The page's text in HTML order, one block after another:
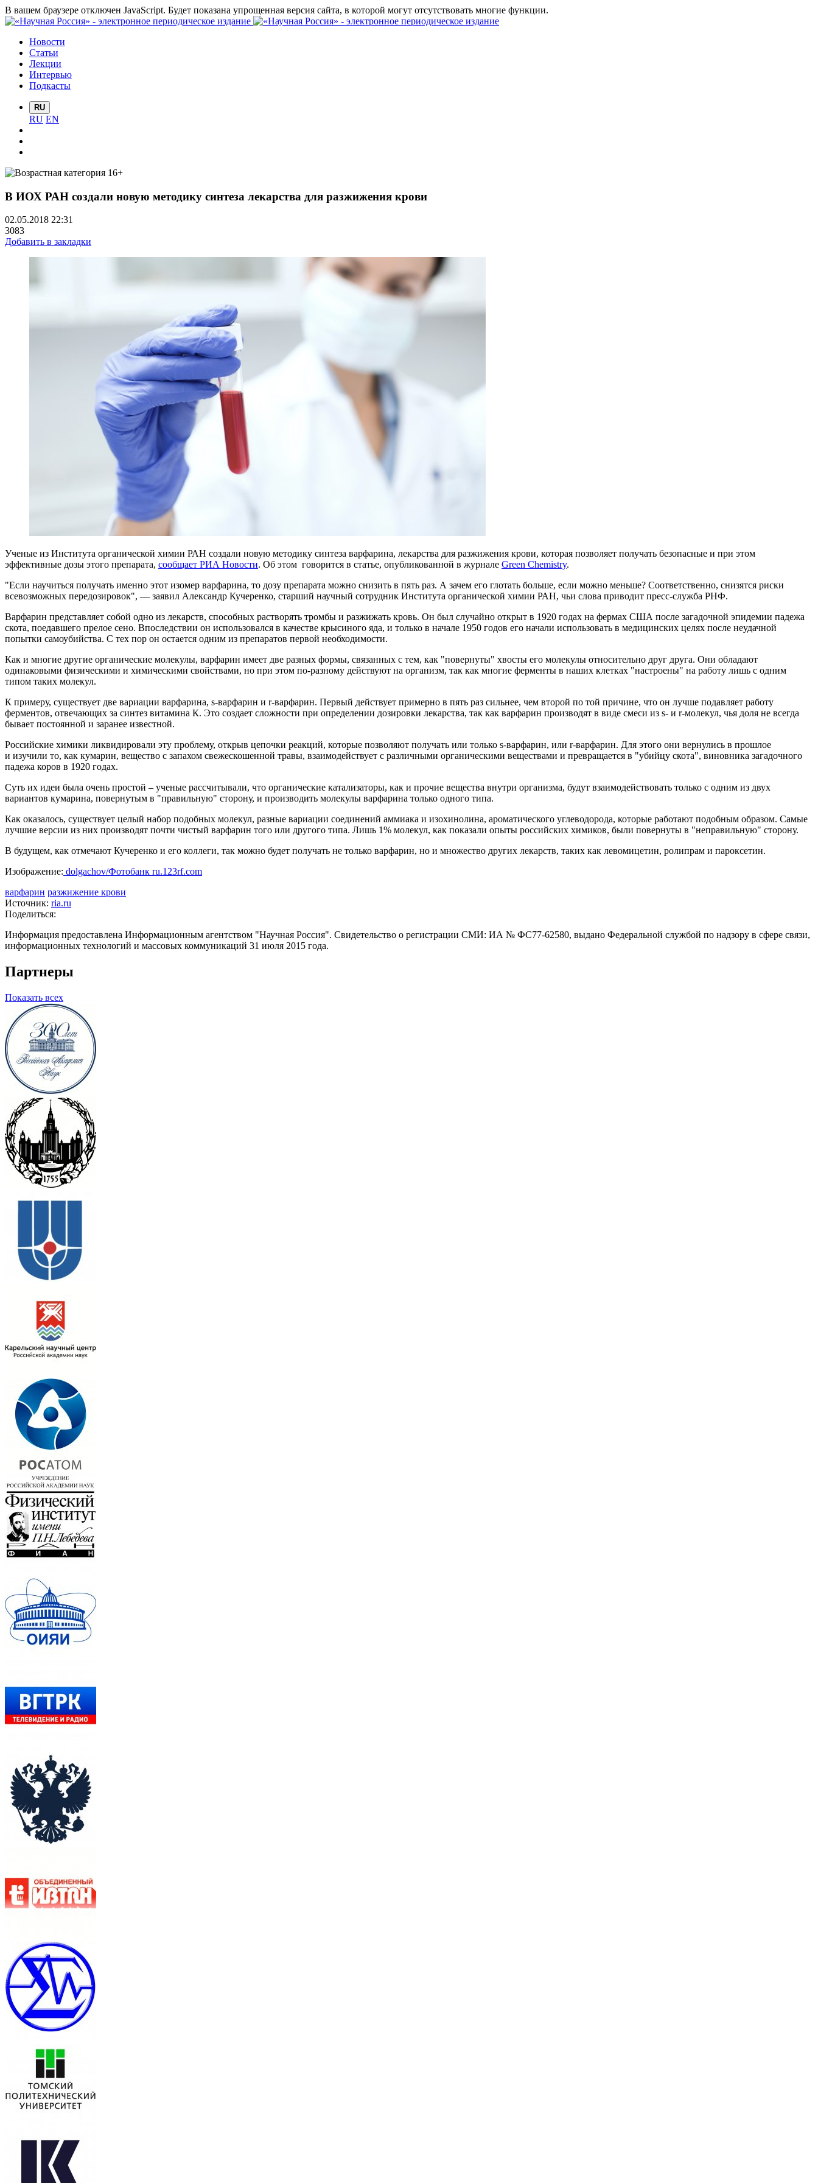
В вашем браузере отключен JavaScript. Будет показана упрощенная версия сайта, в которой могут отсутствовать многие функции.
Новости
Статьи
Лекции
Интервью
Подкасты
RU
RU EN
В ИОХ РАН создали новую методику синтеза лекарства для разжижения крови
02.05.2018 22:31
3083
Добавить в закладки
Ученые из Института органической химии РАН создали новую методику синтеза варфарина, лекарства для разжижения крови, которая позволяет получать безопасные и при этом
эффективные дозы этого препарата, сообщает РИА Новости. Об этом говорится в статье, опубликованной в журнале Green Chemistry.
"Если научиться получать именно этот изомер варфарина, то дозу препарата можно снизить в пять раз. А зачем его глотать больше, если можно меньше? Соответственно, снизятся риски
всевозможных передозировок", — заявил Александр Кучеренко, старший научный сотрудник Института органической химии РАН, чьи слова приводит пресс-служба РНФ.
Варфарин представляет собой одно из лекарств, способных растворять тромбы и разжижать кровь. Он был случайно открыт в 1920 годах на фермах США после загадочной эпидемии падежа
скота, поедавшего прелое сено. Впоследствии он использовался в качестве крысиного яда, и только в начале 1950 годов его начали использовать в медицинских целях после неудачной
попытки самоубийства. С тех пор он остается одним из препаратов первой необходимости.
Как и многие другие органические молекулы, варфарин имеет две разных формы, связанных с тем, как "повернуты" хвосты его молекулы относительно друг друга. Они обладают
одинаковыми физическими и химическими свойствами, но при этом по-разному действуют на организм, так как многие ферменты в наших клетках "настроены" на работу лишь с одним
типом таких молекул.
К примеру, существует две вариации варфарина, s-варфарин и r-варфарин. Первый действует примерно в пять раз сильнее, чем второй по той причине, что он лучше подавляет работу
ферментов, отвечающих за синтез витамина К. Это создает сложности при определении дозировки лекарства, так как варфарин производят в виде смеси из s- и r-молекул, чья доля не всегда
бывает постоянной и заранее известной.
Российские химики ликвидировали эту проблему, открыв цепочки реакций, которые позволяют получать или только s-варфарин, или r-варфарин. Для этого они вернулись в прошлое
и изучили то, как кумарин, вещество с запахом свежескошенной травы, взаимодействует с различными органическими веществами и превращается в "убийцу скота", виновника загадочного
падежа коров в 1920 годах.
Суть их идеи была очень простой – ученые рассчитывали, что органические катализаторы, как и прочие вещества внутри организма, будут взаимодействовать только с одним из двух
вариантов кумарина, повернутым в "правильную" сторону, и производить молекулы варфарина только одного типа.
Как оказалось, существует целый набор подобных молекул, разные вариации соединений аммиака и изохинолина, ароматического углеводорода, которые работают подобным образом. Самые
лучшие версии из них производят почти чистый варфарин того или другого типа. Лишь 1% молекул, как показали опыты российских химиков, были повернуты в "неправильную" сторону.
В будущем, как отмечают Кучеренко и его коллеги, так можно будет получать не только варфарин, но и множество других лекарств, таких как левомицетин, ролипрам и пароксетин.
Изображение: dolgachov/Фотобанк ru.123rf.com
варфарин разжижение крови
Источник: ria.ru
Поделиться:
Информация предоставлена Информационным агентством "Научная Россия". Свидетельство о регистрации СМИ: ИА № ФС77-62580, выдано Федеральной службой по надзору в сфере связи,
информационных технологий и массовых коммуникаций 31 июля 2015 года.
Партнеры
Показать всех